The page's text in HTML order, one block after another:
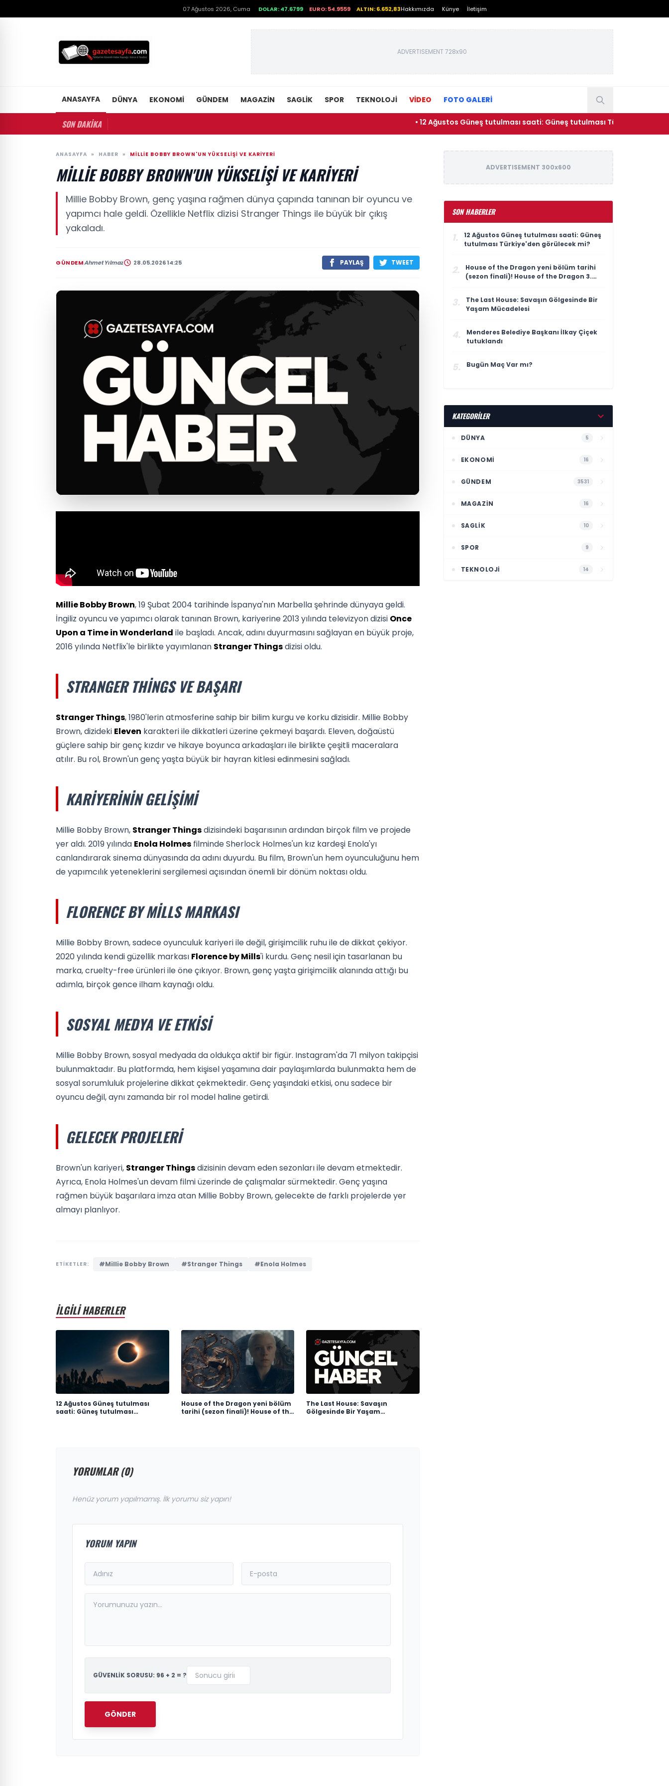
07 Ağustos 2026, Cuma DOLAR: 47.6799 EURO: 54.9559 ALTIN: 6.652,83Hakkımızda Künye İletişim
ADVERTISEMENT 728x90
ANASAYFA DÜNYA EKONOMI GÜNDEM MAGAZIN SAGLIK SPOR TEKNOLOJI VİDEO FOTO GALERİ
SON DAKİKA • 12 Ağustos Güneş tutulması saati: Güneş tutulması Türkiye'den görülecek
ANASAYFA » HABER » MILLIE BOBBY BROWN'UN YÜKSELIŞI VE KARIYERI
MILLIE BOBBY BROWN'UN YÜKSELIŞI VE KARIYERI
Millie Bobby Brown, genç yaşına rağmen dünya çapında tanınan bir oyuncu ve
yapımcı hale geldi. Özellikle Netflix dizisi Stranger Things ile büyük bir çıkış
yakaladı.
GÜNDEMAhmet Yılmaz 28.05.2026 14:25 PAYLAŞ TWEET
Millie Bobby Brown, 19 Şubat 2004 tarihinde İspanya'nın Marbella şehrinde dünyaya geldi.
İngiliz oyuncu ve yapımcı olarak tanınan Brown, kariyerine 2013 yılında televizyon dizisi Once
Upon a Time in Wonderland ile başladı. Ancak, adını duyurmasını sağlayan en büyük proje,
2016 yılında Netflix'le birlikte yayımlanan Stranger Thingsdizisi oldu.
STRANGER THINGS VE BAŞARI
Stranger Things, 1980'lerin atmosferine sahip bir bilim kurgu ve korku dizisidir. Millie Bobby
Brown, dizideki Eleven karakteri ile dikkatleri üzerine çekmeyi başardı. Eleven, doğaüstü
güçlere sahip bir genç kızdır ve hikaye boyunca arkadaşları ile birlikte çeşitli maceralara
atılır. Bu rol, Brown'un genç yaşta büyük bir hayran kitlesi edinmesini sağladı.
KARIYERININ GELIŞIMI
Millie Bobby Brown, Stranger Thingsdizisindeki başarısının ardından birçok film ve projede
yer aldı. 2019 yılında Enola Holmes filminde Sherlock Holmes'un kız kardeşi Enola'yı
canlandırarak sinema dünyasında da adını duyurdu. Bu film, Brown'un hem oyunculuğunu hem
de yapımcılık yeteneklerini sergilemesi açısından önemli bir dönüm noktası oldu.
FLORENCE BY MILLS MARKASI
Millie Bobby Brown, sadece oyunculuk kariyeri ile değil, girişimcilik ruhu ile de dikkat çekiyor.
2020 yılında kendi güzellik markası Florence by Mills'i kurdu. Genç nesil için tasarlanan bu
marka, cruelty-free ürünleri ile öne çıkıyor. Brown, genç yaşta girişimcilik alanında attığı bu
adımla, birçok gence ilham kaynağı oldu.
SOSYAL MEDYA VE ETKISI
Millie Bobby Brown, sosyal medyada da oldukça aktif bir figür. Instagram'da 71 milyon takipçisi
bulunmaktadır. Bu platformda, hem kişisel yaşamına dair paylaşımlarda bulunmakta hem de
sosyal sorumluluk projelerine dikkat çekmektedir. Genç yaşındaki etkisi, onu sadece bir
oyuncu değil, aynı zamanda bir rol model haline getirdi.
GELECEK PROJELERI
Brown'un kariyeri, Stranger Thingsdizisinin devam eden sezonları ile devam etmektedir.
Ayrıca, Enola Holmes'un devam filmi üzerinde de çalışmalar sürmektedir. Genç yaşına
rağmen büyük başarılara imza atan Millie Bobby Brown, gelecekte de farklı projelerde yer
almayı planlıyor.
ETİKETLER: #Millie Bobby Brown #Stranger Things #Enola Holmes
İLGİLİ HABERLER
12 Ağustos Güneş tutulması
saati: Güneş tutulması
House of the Dragon yeni bölüm
tarihi (sezon finali)! House of the
The Last House: Savaşın
Gölgesinde Bir Yaşam
YORUMLAR (0)
Henüz yorum yapılmamış. İlk yorumu siz yapın!
YORUM YAPIN
GÜVENLİK SORUSU: 96 + 2 = ?
GÖNDER
ADVERTISEMENT 300x600
SON HABERLER
1.
12 Ağustos Güneş tutulması saati: Güneş
tutulması Türkiye'den görülecek mi?
2.
House of the Dragon yeni bölüm tarihi
(sezon finali)! House of the Dragon 3.
3.
The Last House: Savaşın Gölgesinde Bir
Yaşam Mücadelesi
4.
Menderes Belediye Başkanı İlkay Çiçek
tutuklandı
5. Bugün Maç Var mı?
KATEGORİLER
DÜNYA 5
EKONOMI 16
GÜNDEM 3531
MAGAZIN 16
SAGLIK 10
SPOR 9
TEKNOLOJI 14